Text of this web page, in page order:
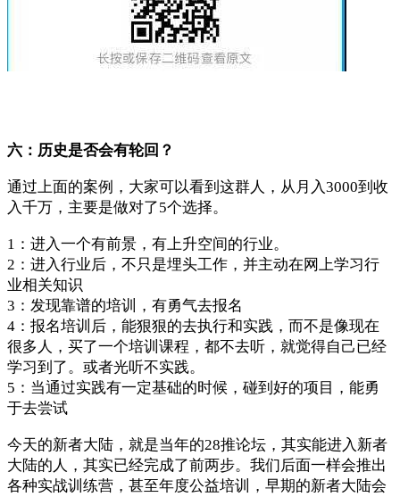
六：历史是否会有轮回？
通过上面的案例，大家可以看到这群人，从月入3000到收
入千万，主要是做对了5个选择。
1：进入一个有前景，有上升空间的行业。
2：进入行业后，不只是埋头工作，并主动在网上学习行
业相关知识
3：发现靠谱的培训，有勇气去报名
4：报名培训后，能狠狠的去执行和实践，而不是像现在
很多人，买了一个培训课程，都不去听，就觉得自己已经
学习到了。或者光听不实践。
5：当通过实践有一定基础的时候，碰到好的项目，能勇
于去尝试
今天的新者大陆，就是当年的28推论坛，其实能进入新者
大陆的人，其实已经完成了前两步。我们后面一样会推出
各种实战训练营，甚至年度公益培训，早期的新者大陆会